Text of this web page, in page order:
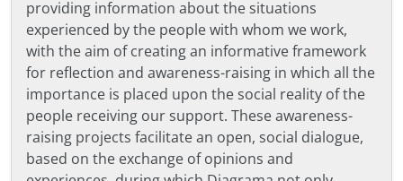
providing information about the situations
experienced by the people with whom we work,
with the aim of creating an informative framework
for reflection and awareness-raising in which all the
importance is placed upon the social reality of the
people receiving our support. These awareness-
raising projects facilitate an open, social dialogue,
based on the exchange of opinions and